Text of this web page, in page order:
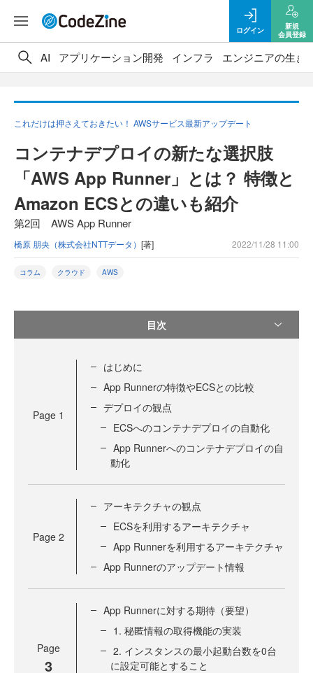
ログイン
新規
会員登録
AI アプリケーション開発 インフラ エンジニアの生き
これだけは押さえておきたい！ AWSサービス最新アップデート
コンテナデプロイの新たな選択肢
「AWS App Runner」とは？ 特徴と
Amazon ECSとの違いも紹介
第2回 AWS App Runner
橋原 朋央（株式会社NTTデータ） [著] 2022/11/28 11:00
コラム クラウド AWS
目次
Page 1
はじめに
App Runnerの特徴やECSとの比較
デプロイの観点
ECSへのコンテナデプロイの自動化
App Runnerへのコンテナデプロイの自
動化
Page 2
アーキテクチャの観点
ECSを利用するアーキテクチャ
App Runnerを利用するアーキテクチャ
App Runnerのアップデート情報
Page
3
App Runnerに対する期待（要望）
1. 秘匿情報の取得機能の実装
2. インスタンスの最小起動台数を0台
に設定可能とすること